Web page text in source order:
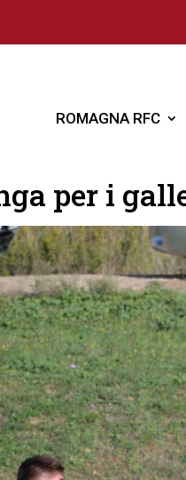
ROMAGNA RFC
per i